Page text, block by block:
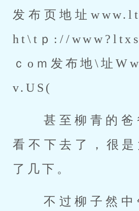
发布页地址
ht\tｐ://
ｃoｍ 发布地\址
v.US(
看不下去了，很是
了几下。